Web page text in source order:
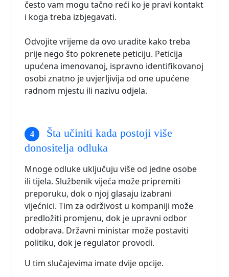
često vam mogu tačno reći ko je pravi kontakt
i koga treba izbjegavati.
Odvojite vrijeme da ovo uradite kako treba
prije nego što pokrenete peticiju. Peticija
upućena imenovanoj, ispravno identifikovanoj
osobi znatno je uvjerljivija od one upućene
radnom mjestu ili nazivu odjela.
Šta učiniti kada postoji više
donositelja odluka
Mnoge odluke uključuju više od jedne osobe
ili tijela. Službenik vijeća može pripremiti
preporuku, dok o njoj glasaju izabrani
vijećnici. Tim za održivost u kompaniji može
predložiti promjenu, dok je upravni odbor
odobrava. Državni ministar može postaviti
politiku, dok je regulator provodi.
U tim slučajevima imate dvije opcije.